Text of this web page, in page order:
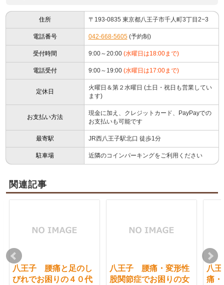
住所 〒193-0835 東京都八王子市千人町3丁目2−3
電話番号 042-668-5605(予約制)
受付時間 9:00～20:00 (水曜日は18:00まで)
電話受付 9:00～19:00 (水曜日は17:00まで)
定休日
火曜日＆第２水曜日 (土日・祝日も営業してい
ます)
お支払い方法
現金に加え、クレジットカード、PayPayでの
お支払いも可能です
最寄駅 JR西八王子駅北口 徒歩1分
駐車場 近隣のコインパーキングをご利用ください
関連記事
八王子 腰痛と足のし
びれでお困りの４０代
八王子 腰痛・変形性
股関節症でお困りの女
八
痛